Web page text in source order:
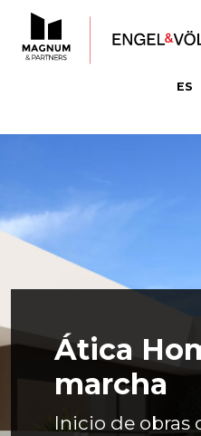
ES
Ática
marcha
Inicio de obras